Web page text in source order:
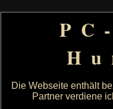
Die Webseite enthält
Partner verdiene